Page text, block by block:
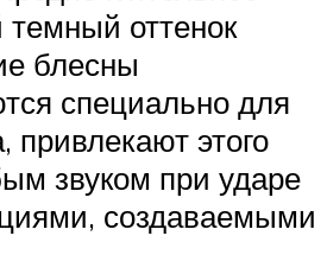
темный оттенок
блесны
специально для
этого
звуком при ударе
создаваемыми